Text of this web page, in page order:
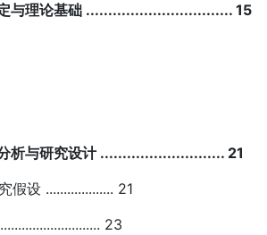
与理论基础 ................................. 15
析与研究设计 ............................ 21
假设 ................... 21
23